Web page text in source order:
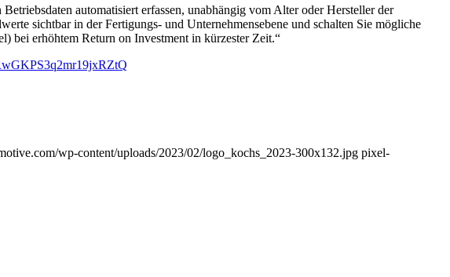
automatisiert erfassen, unabhängig vom Alter oder Hersteller der
sichtbar in der Fertigungs- und Unternehmensebene und schalten Sie mögliche
bei erhöhtem Return on Investment in kürzester Zeit.“
wp-content/uploads/2023/02/logo_kochs_2023-300x132.jpg pixel-